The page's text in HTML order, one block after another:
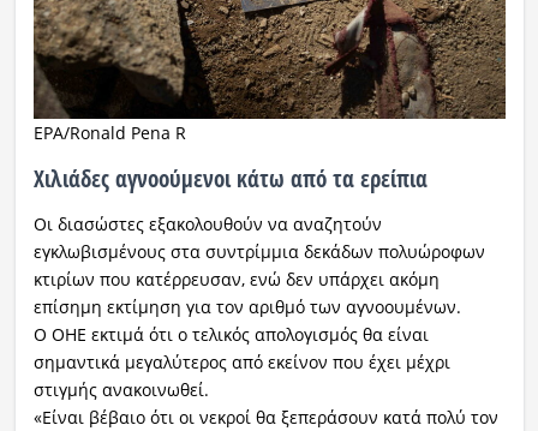
EPA/Ronald Pena R
Χιλιάδες αγνοούμενοι κάτω από τα ερείπια
Οι διασώστες εξακολουθούν να αναζητούν
εγκλωβισμένους στα συντρίμμια δεκάδων πολυώροφων
κτιρίων που κατέρρευσαν, ενώ δεν υπάρχει ακόμη
επίσημη εκτίμηση για τον αριθμό των αγνοουμένων.
Ο ΟΗΕ εκτιμά ότι ο τελικός απολογισμός θα είναι
σημαντικά μεγαλύτερος από εκείνον που έχει μέχρι
στιγμής ανακοινωθεί.
«Είναι βέβαιο ότι οι νεκροί θα ξεπεράσουν κατά πολύ τον